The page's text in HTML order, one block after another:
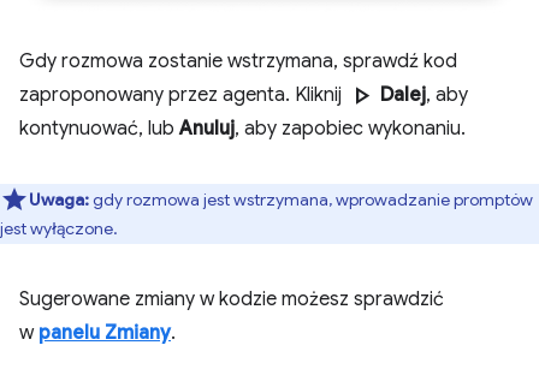
Gdy rozmowa zostanie wstrzymana, sprawdź kod
zaproponowany przez agenta. Kliknij
play_arrow Dalej, aby
kontynuować, lubAnuluj, aby zapobiec wykonaniu.
Uwaga:gdy rozmowa jest wstrzymana, wprowadzanie promptów
jest wyłączone.
Sugerowane zmiany w kodzie możesz sprawdzić
w panelu Zmiany.